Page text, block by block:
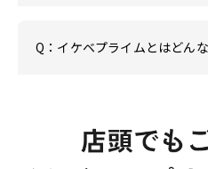
Q：イケベプライムとはどん